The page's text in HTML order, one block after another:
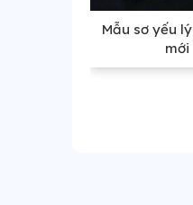
Mẫu sơ yếu
mới